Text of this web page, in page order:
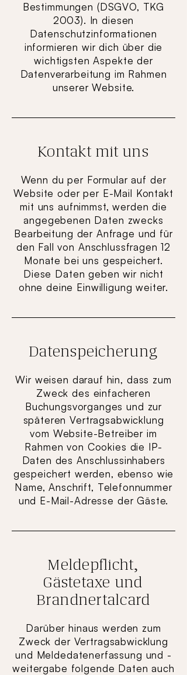
Bestimmungen (DSGVO, TKG
2003). In diesen
Datenschutzinformationen
informieren wir dich über die
wichtigsten Aspekte der
Datenverarbeitung im Rahmen
unserer Website.
Kontakt mit uns
Wenn du per Formular auf der
Website oder per E-Mail Kontakt
mit uns aufnimmst, werden die
angegebenen Daten zwecks
Bearbeitung der Anfrage und für
den Fall von Anschlussfragen 12
Monate bei uns gespeichert.
Diese Daten geben wir nicht
ohne deine Einwilligung weiter.
Datenspeicherung
Wir weisen darauf hin, dass zum
Zweck des einfacheren
Buchungsvorganges und zur
späteren Vertragsabwicklung
vom Website-Betreiber im
Rahmen von Cookies die IP-
Daten des Anschlussinhabers
gespeichert werden, ebenso wie
Name, Anschrift, Telefonnummer
und E-Mail-Adresse der Gäste.
Meldepflicht,
Gästetaxe und
Brandnertalcard
Darüber hinaus werden zum
Zweck der Vertragsabwicklung
und Meldedatenerfassung und -
weitergabe folgende Daten auch